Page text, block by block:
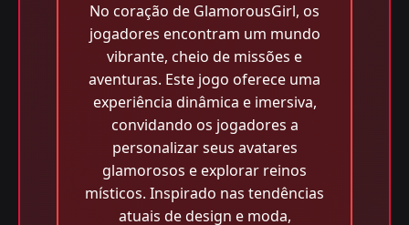
No coração de GlamorousGirl, os
jogadores encontram um mundo
vibrante, cheio de missões e
aventuras. Este jogo oferece uma
experiência dinâmica e imersiva,
convidando os jogadores a
personalizar seus avatares
glamorosos e explorar reinos
místicos. Inspirado nas tendências
atuais de design e moda,